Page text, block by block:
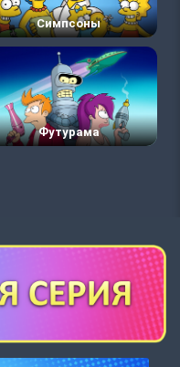
Симпсоны
Футурама